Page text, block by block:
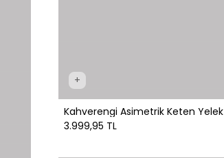
+
Kahverengi Asimetrik Keten Yelek
3.999,95 TL